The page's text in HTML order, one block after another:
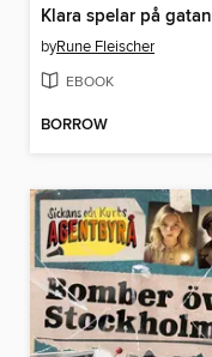
Klara spelar på gatan
byRune Fleischer
EBOOK
BORROW